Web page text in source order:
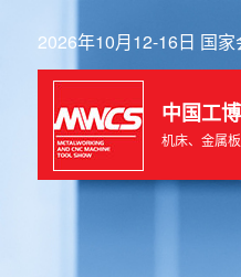
2026年10月12-16日 国
中国工
机床、金属